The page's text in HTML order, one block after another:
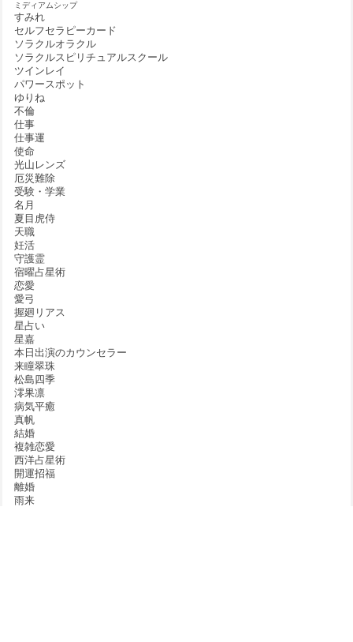
ミディアムシップ
すみれ
セルフセラピーカード
ソラクルオラクル
ソラクルスピリチュアルスクール
ツインレイ
パワースポット
ゆりね
不倫
仕事
仕事運
使命
光山レンズ
厄災難除
受験・学業
名月
夏目虎侍
天職
妊活
守護霊
宿曜占星術
恋愛
愛弓
握廻リアス
星占い
星嘉
本日出演のカウンセラー
来瞳翠珠
松島四季
澪果凛
病気平癒
真帆
結婚
複雑恋愛
西洋占星術
開運招福
離婚
雨来